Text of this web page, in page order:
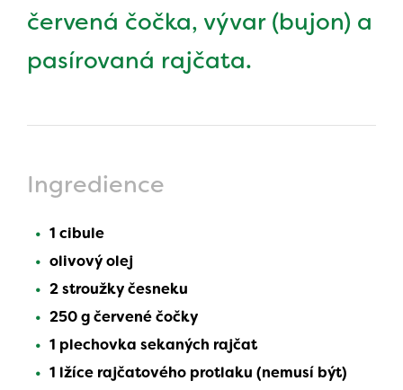
červená čočka, vývar (bujon) a
pasírovaná rajčata.
Ingredience
1 cibule
olivový olej
2 stroužky česneku
250 g červené čočky
1 plechovka sekaných rajčat
1 lžíce rajčatového protlaku (nemusí být)